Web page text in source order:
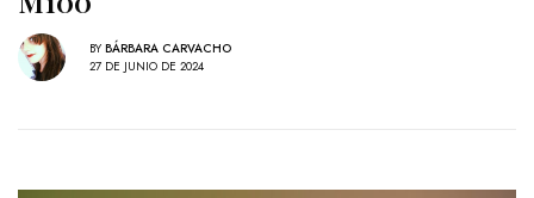
BY BÁRBARA CARVACHO
27 DE JUNIO DE 2024